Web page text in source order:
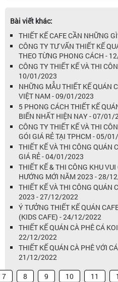
Bài viết khác:
THIẾT KẾ CAFE CẦN NHỮNG
CÔNG TY TƯ VẤN THIẾT KẾ
THEO TỪNG PHONG CÁCH -
CÔNG TY THIẾT KẾ VÀ THI
10/01/2023
NHỮNG MẪU THIẾT KẾ QUÁN
VIỆT NAM - 09/01/2023
5 PHONG CÁCH THIẾT KẾ
BIẾN NHẤT HIỆN NAY - 07/01/
CÔNG TY THIẾT KẾ VÀ THI
GÓI GIÁ RẺ TẠI TPHCM - 05/
THIẾT KẾ VÀ THI CÔNG QUÁN
GIÁ RẺ - 04/01/2023
THIẾT KẾ & THI CÔNG KHU
HƯỚNG MỚI NĂM 2023 - 28/
THIẾT KẾ VÀ THI CÔNG QUÁN
2023 - 27/12/2022
Ý TƯỞNG THIẾT KẾ QUÁN
(KIDS CAFE) - 24/12/2022
THIẾT KẾ QUÁN CÀ PHÊ CÁ
22/12/2022
THIẾT KẾ QUÁN CÀ PHÊ VỚI
21/12/2022
7 8 9 10 11